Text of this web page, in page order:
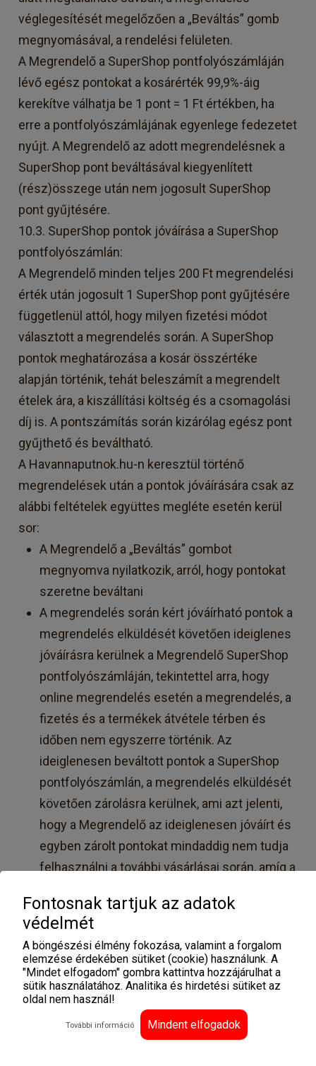
véglegesítését megelőzően a „Beváltás” gomb
megnyomásával, a rendelési felületen.
A Megrendelő a SuperShop pontfolyószámláján
lévő egész pontokat a kosárérték 99,9%-áig
kerekítve válhatja be 1 pont = 1 Ft értékben, ha
erre a pontfolyószámlájának egyenlege fedezetet
nyújt. A Megrendelő az adott megrendelésnek a
SuperShop pont beváltásával kiegyenlített
(rész)összege után nem jogosult SuperShop
pont gyűjtésére.
10.3. SuperShop pontok jóváírása a SuperShop
pontfolyószámlán:
A Megrendelő minden teljes 200 Ft megrendelési
érték után jogosult 1 SuperShop pont gyűjtésére
függetlenül attól, hogy milyen fizetési módot
választott a megrendelés során. A SuperShop
pontok meghatározása a kosár összértéke
alapján történik, tehát beleszámít a megrendelt
ételek ára, a kiszállítási költség és a csomagolási
díj is. A pontszámítás során kizárólag egész pont
gyűjthető és beváltható.
A Havannaputnok.hu-n keresztül történő
megrendelések után a pontok jóváírására csak az
alábbi feltételek együttes megléte esetén kerül
sor:
A Megrendelő a „Beváltás” gombot
megnyomva nyilatkozik, arról, hogy pontokat
szeretne beváltani
A megrendelés során kért jóváírható pontok a
megrendelés elküldését követően ideiglenes
jóváírásra kerülnek a Megrendelő SuperShop
pontfolyószámláján, tekintettel arra, hogy
online megrendelés esetén a megrendelés, a
fizetés és a termékek átvétele térben és
időben nem egyszerre történik. Az
ideiglenesen beváltott pontok a SuperShop
pontfolyószámlán, a megrendelés elküldését
követően zárolásra kerülnek, ami azt jelenti,
hogy a Megrendelő az ideiglenesen jóváírt és
egyben zárolt pontokat mindaddig nem tudja
felhasználni a további vásárlásai során, amíg a
feloldására abban az esetben kerül sor, ha a
Megrendelő a megrendelésének értékét
kifizette, illetve megrendelését átvette. Az
átvételt követően 7 munkanapon belül
kerülnek a zárolt pontok feloldásra és
A Megrendelő megrendelésének értékét
Fontosnak tartjuk az adatok
védelmét
A böngészési élmény fokozása, valamint a forgalom
elemzése érdekében sütiket (cookie) használunk. A
"Mindet elfogadom" gombra kattintva hozzájárulhat a
sütik használatához. Analitika és hirdetési sütiket az
oldal nem használ!
További információ Mindent elfogadok